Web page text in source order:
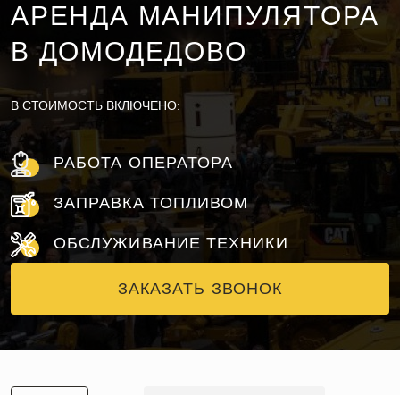
АРЕНДА МАНИПУЛЯТОРА
В ДОМОДЕДОВО
В СТОИМОСТЬ ВКЛЮЧЕНО:
РАБОТА ОПЕРАТОРА
ЗАПРАВКА ТОПЛИВОМ
ОБСЛУЖИВАНИЕ ТЕХНИКИ
ЗАКАЗАТЬ ЗВОНОК